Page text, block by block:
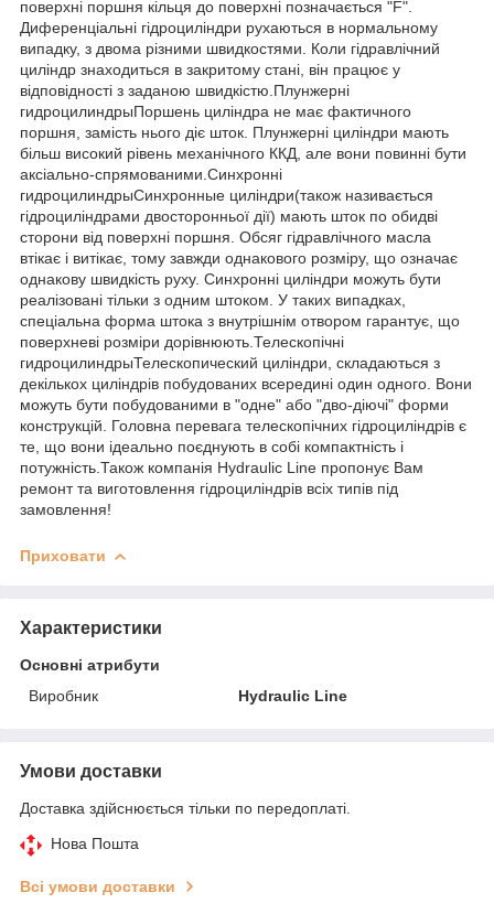
поверхні поршня кільця до поверхні позначається "F".
Диференціальні гідроциліндри рухаються в нормальному
випадку, з двома різними швидкостями. Коли гідравлічний
циліндр знаходиться в закритому стані, він працює у
відповідності з заданою швидкістю.Плунжерні
гидроцилиндрыПоршень циліндра не має фактичного
поршня, замість нього діє шток. Плунжерні циліндри мають
більш високий рівень механічного ККД, але вони повинні бути
аксіально-спрямованими.Синхронні
гидроцилиндрыСинхронные циліндри(також називається
гідроциліндрами двосторонньої дії) мають шток по обидві
сторони від поверхні поршня. Обсяг гідравлічного масла
втікає і витікає, тому завжди однакового розміру, що означає
однакову швидкість руху. Синхронні циліндри можуть бути
реалізовані тільки з одним штоком. У таких випадках,
спеціальна форма штока з внутрішнім отвором гарантує, що
поверхневі розміри дорівнюють.Телескопічні
гидроцилиндрыТелескопический циліндри, складаються з
декількох циліндрів побудованих всередині один одного. Вони
можуть бути побудованими в "одне" або "дво-діючі" форми
конструкцій. Головна перевага телескопічних гідроциліндрів є
те, що вони ідеально поєднують в собі компактність і
потужність.Також компанія Hydraulic Line пропонує Вам
ремонт та виготовлення гідроциліндрів всіх типів під
замовлення!
Приховати
Характеристики
Основні атрибути
Виробник
Hydraulic Line
Умови доставки
Доставка здійснюється тільки по передоплаті.
Нова Пошта
Всі умови доставки